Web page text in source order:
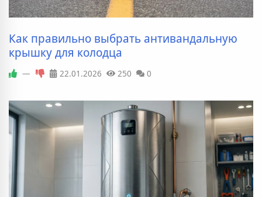
Как правильно выбрать антивандальную
крышку для колодца
— 22.01.2026 250 0